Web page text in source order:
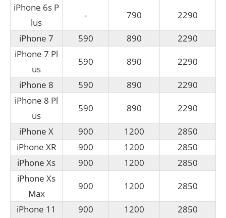
iPhone 6s P
lus
- 790
2290
iPhone 7
590 890
2290
iPhone 7 Pl
us
590 890
2290
iPhone 8
590 890
2290
iPhone 8 Pl
us
590 890
2290
iPhone X
900 1200
2850
iPhone XR
900 1200
2850
iPhone Xs
900 1200
2850
iPhone Xs
Max
900 1200
2850
iPhone 11
900 1200
2850